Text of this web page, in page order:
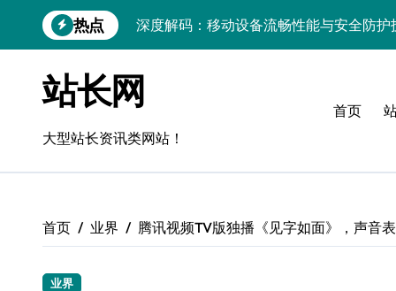
到
热点
深度解码：移动设备流畅性能与安全防护
解密移动互联设备流畅度：技术精髓驱动
系统管理员视角：移动互联设备技术评测
PHP科技赋能：移动互联APP流畅度与智
站长网
大型站长资讯类网站！
首页
首页 业界 腾讯视频TV版独播《见字如面》，声音
业界